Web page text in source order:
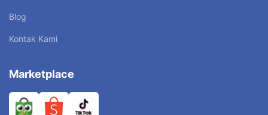
Blog
Kontak Kami
Marketplace